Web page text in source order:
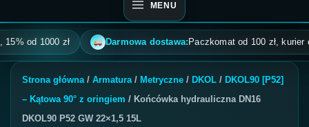
MENU
od 1000 zł Darmowa dostawa:Paczkomat od 100 zł, kurier od
Strona główna/ Armatura/ Metryczne / DKOL / DKOL90 [P52]
– Kątowa 90° z oringiem / Końcówka hydrauliczna DN16
DKOL90 P52 GW 22×1,5 15L